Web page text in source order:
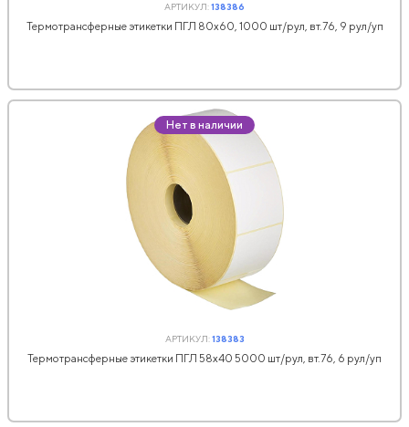
АРТИКУЛ:138386
Термотрансферные этикетки ПГЛ 80х60, 1000 шт/рул, вт.76, 9 рул/уп
Нет в наличии
АРТИКУЛ:138383
Термотрансферные этикетки ПГЛ 58x40 5000 шт/рул, вт.76, 6 рул/уп